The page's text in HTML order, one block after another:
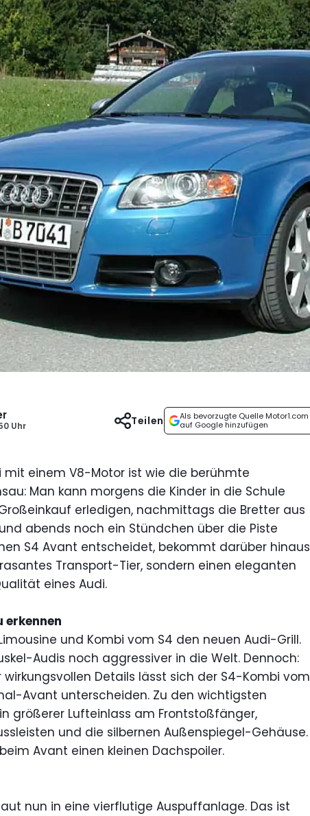
Uhr
Als bevorzugte Quelle Motor1.com
auf Google hinzufügen
Teilen
mit einem V8-Motor ist wie die berühmte
Man kann morgens die Kinder in die Schule
erledigen, nachmittags die Bretter aus
abends noch ein Stündchen über die Piste
S4 Avant entscheidet, bekommt darüber hinaus
Transport-Tier, sondern einen eleganten
eines Audi.
erkennen
und Kombi vom S4 den neuen Audi-Grill.
Audis noch aggressiver in die Welt. Dennoch:
wirkungsvollen Details lässt sich der S4-Kombi vom
Avant unterscheiden. Zu den wichtigsten
größerer Lufteinlass am Frontstoßfänger,
und die silbernen Außenspiegel-Gehäuse.
Avant einen kleinen Dachspoiler.
nun in eine vierflutige Auspuffanlage. Das ist